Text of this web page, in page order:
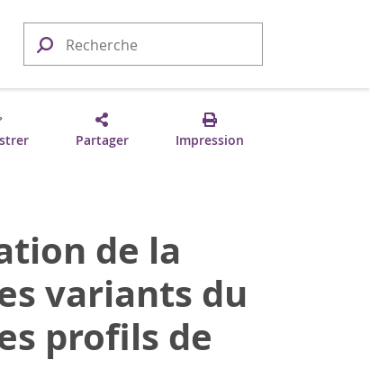
Partager Impression
de la
variants du
profils de